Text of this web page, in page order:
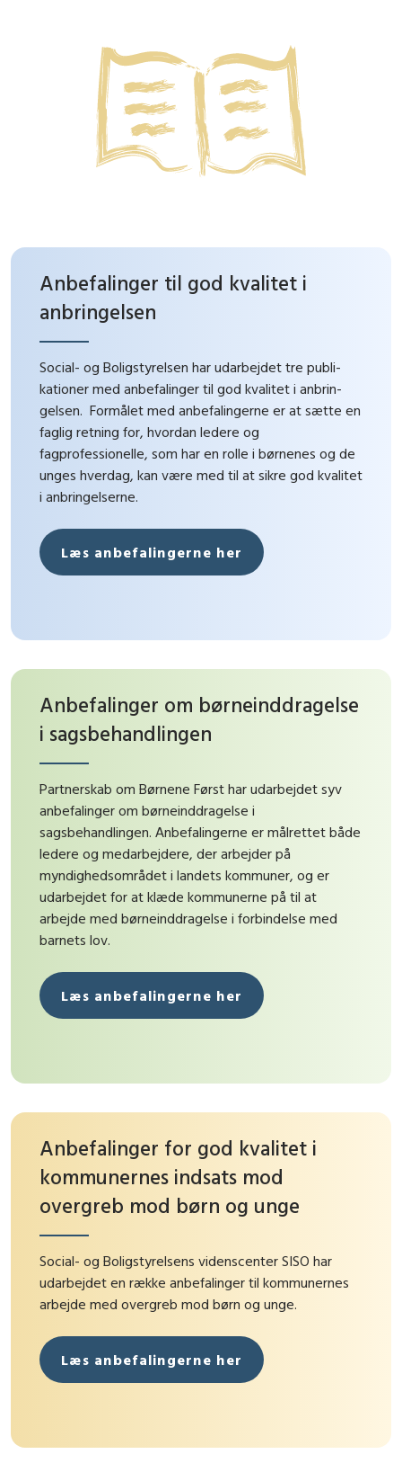
Anbefalinger til god kvalitet i
anbringelsen
Social- og Boligstyrelsen har udarbejdet tre publi­
kationer med anbefalinger til god kvalitet i anbrin­
gelsen. Formålet med anbefalingerne er at sætte en
fag­lig retning for, hvordan ledere og
fagprofessionelle, som har en rolle i børnenes og de
unges hverdag, kan være med til at sikre god kvalitet
i anbringelserne.
Læs anbefalingerne her
Anbefalinger om børneinddragelse
i sagsbehandlingen
Partnerskab om Børnene Først har udarbejdet syv
anbefalinger om børneinddragelse i
sagsbehandlingen. Anbefalingerne er målrettet både
ledere og medarbejdere, der arbejder på
myndighedsområdet i landets kommuner, og er
udarbejdet for at klæde kommunerne på til at
arbejde med børneinddragelse i forbindelse med
barnets lov.
Læs anbefalingerne her
Anbefalinger for god kvalitet i
kommunernes indsats mod
overgreb mod børn og unge
Social- og Boligstyrelsens videnscenter SISO har
udarbejdet en række anbefalinger til kommunernes
arbejde med overgreb mod børn og unge.
Læs anbefalingerne her